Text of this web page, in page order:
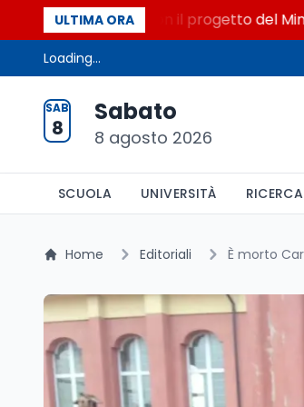
ULTIMA ORA
a Lerici con il progetto del Mim
Loading...
SAB
8
Sabato
8 agosto 2026
SCUOLA UNIVERSITÀ RICERCA
Home Editoriali